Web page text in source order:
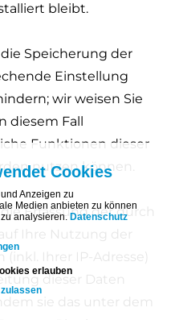
bleibt.
Speicherung der
Einstellung
wir weisen Sie
diesem Fall
Funktionen dieser
nutzen können.
Erfassung der durch
Ihre Nutzung der
Ihrer IP-Adresse)
dieser Daten
sie das unter dem
Cookies
Anzeigen zu
Medien anbieten zu können
analysieren.Datenschutz
erlauben